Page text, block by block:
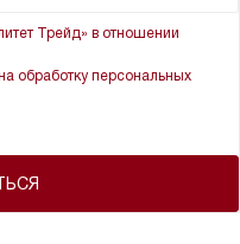
Трейд» в отношении
обработку персональных